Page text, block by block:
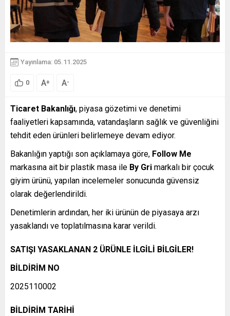
Yayınlama: 05.11.2025
0 A+ A-
Ticaret Bakanlığı, piyasa gözetimi ve denetimi
faaliyetleri kapsamında, vatandaşların sağlık ve güvenliğini
tehdit eden ürünleri belirlemeye devam ediyor.
Bakanlığın yaptığı son açıklamaya göre, Follow Me
markasına ait bir plastik masa ile By Gri markalı bir çocuk
giyim ürünü, yapılan incelemeler sonucunda güvensiz
olarak değerlendirildi.
Denetimlerin ardından, her iki ürünün de piyasaya arzı
yasaklandı ve toplatılmasına karar verildi.
SATIŞI YASAKLANAN 2 ÜRÜNLE İLGİLİ BİLGİLER!
BİLDİRİM NO
2025110002
BİLDİRİM TARİHİ